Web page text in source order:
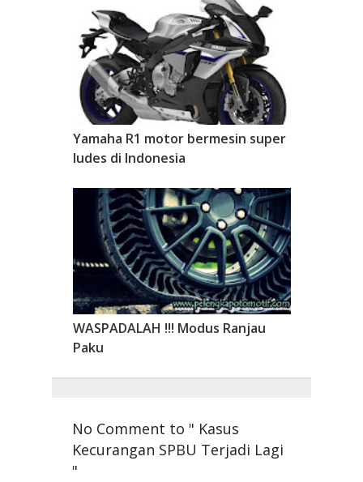
Yamaha R1 motor bermesin super
ludes di Indonesia
WASPADALAH !!! Modus Ranjau
Paku
No Comment to " Kasus
Kecurangan SPBU Terjadi Lagi
"